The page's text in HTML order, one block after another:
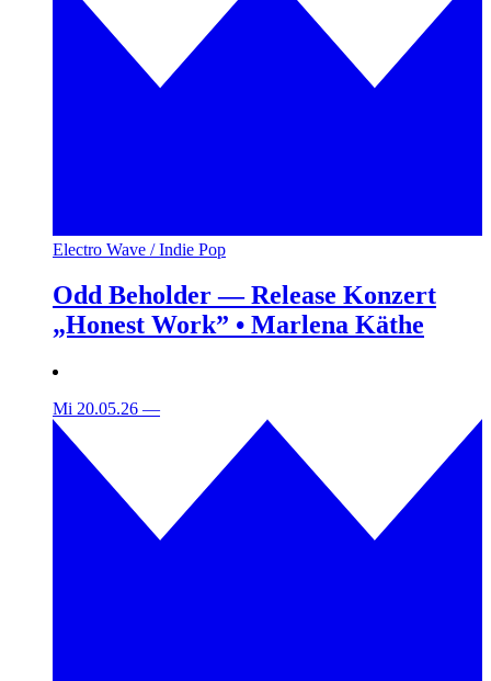
Electro Wave / Indie Pop
Odd Beholder — Release Konzert
„Honest Work” • Marlena Käthe
Mi 20.05.26 —